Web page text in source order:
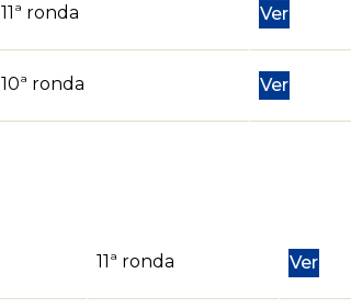
11ª ronda Ver
10ª ronda Ver
11ª ronda Ver